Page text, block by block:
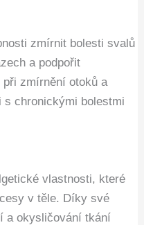
zmírnit bolesti svalů
a podpořit
při zmírnění otoků a
s chronickými bolestmi
vlastnosti, které
v těle. Díky své
a okysličování tkání